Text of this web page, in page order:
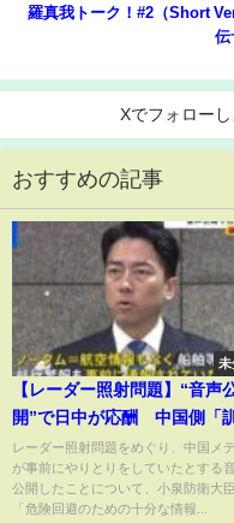
羅真我トーク！#2（Short
伝
Xでフォローし
おすすめの記事
未
【レーダー照射問題】“音声
開”で日中が応酬 中国側「
を事前に通知」 小泉防衛大
「危険回避の情報なし」 専
家の見解は？【news23】｜
レーダー照射問題をめぐり、中国メ
が事前にやりとりをしていたとする
公開したことについて、小泉防衛大
「危険回避のための十分な情報...